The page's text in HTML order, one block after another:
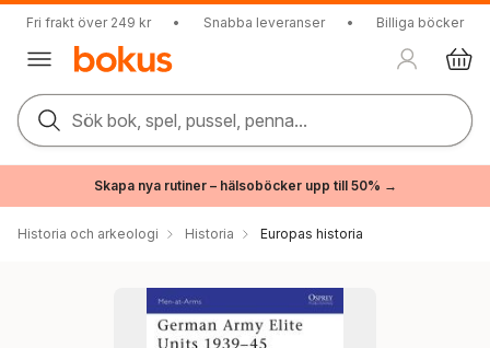
Fri frakt över 249 kr • Snabba leveranser • Billiga böcker
Sök bok, spel, pussel, penna...
Skapa nya rutiner – hälsoböcker upp till 50% →
Historia och arkeologi Historia Europas historia